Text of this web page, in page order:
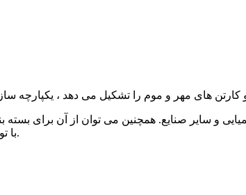
و سایر صنایع. همچنین می توان از آن برای بسته
با توجه به محصولات مختلف انعطاف پذیر انتخاب شود.